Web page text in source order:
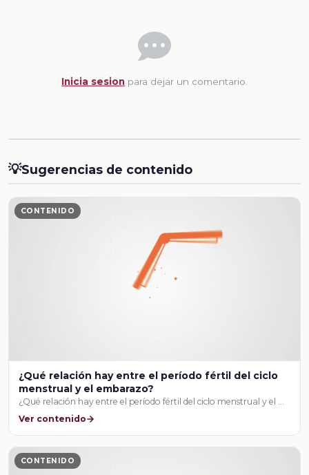
Inicia sesion para dejar un comentario.
💡Sugerencias de contenido
CONTENIDO
¿Qué relación hay entre el período fértil del ciclo
menstrual y el embarazo?
¿Qué relación hay entre el período fértil del ciclo menstrual y el …
Ver contenido
CONTENIDO